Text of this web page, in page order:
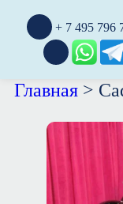
+ 7 495 796
Главная >